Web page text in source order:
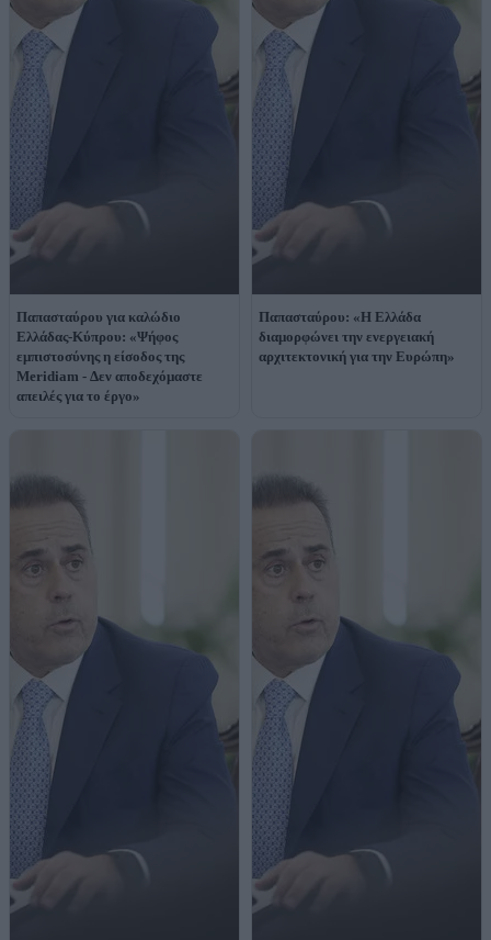
Παπασταύρου για καλώδιο
Ελλάδας-Κύπρου: «Ψήφος
εμπιστοσύνης η είσοδος της
Meridiam - Δεν αποδεχόμαστε
απειλές για το έργο»
Παπασταύρου: «Η Ελλάδα
διαμορφώνει την ενεργειακή
αρχιτεκτονική για την Ευρώπη»